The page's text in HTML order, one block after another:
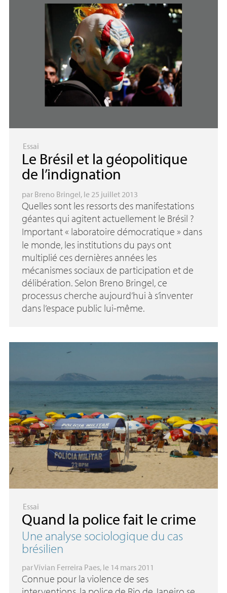
Essai
Le Brésil et la géopolitique
de l’indignation
par Breno Bringel, le 25 juillet 2013
Quelles sont les ressorts des manifestations
géantes qui agitent actuellement le Brésil ?
Important « laboratoire démocratique » dans
le monde, les institutions du pays ont
multiplié ces dernières années les
mécanismes sociaux de participation et de
délibération. Selon Breno Bringel, ce
processus cherche aujourd’hui à s’inventer
dans l’espace public lui-même.
Essai
Quand la police fait le crime
Une analyse sociologique du cas
brésilien
parVívian Ferreira Paes, le 14 mars 2011
Connue pour la violence de ses